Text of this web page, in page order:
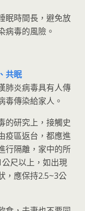
眠時間長，避免放
病毒的風險。
共眠
肺炎病毒具有人傳
毒傳染給家人。
的研究上，接觸史
疫區返台，都應進
行隔離，家中的所
尺以上，如出現
，應保持2.5~3公